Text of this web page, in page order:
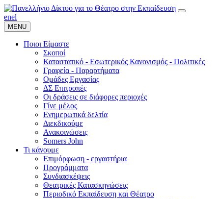
enel
MENU
Ποιοι Είμαστε
Σκοποί
Καταστατικό - Εσωτερικός Κανονισμός - Πολιτικές
Γραφεία - Παραρτήματα
Ομάδες Εργασίας
ΔΣ Επιτροπές
Οι δράσεις σε διάφορες περιοχές
Γίνε μέλος
Ενημερωτικά δελτία
Διεκδικούμε
Ανακοινώσεις
Somers John
Τι κάνουμε
Επιμόρφωση - εργαστήρια
Προγράμματα
Συνδιασκέψεις
Θεατρικές Κατασκηνώσεις
Περιοδικό Εκπαίδευση και Θέατρο